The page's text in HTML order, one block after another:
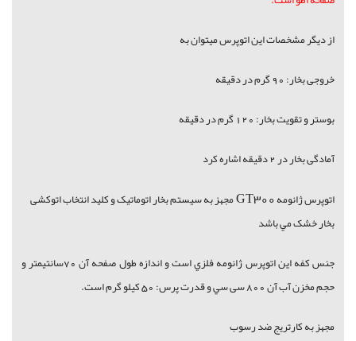
از ديگر مشخصات اين اتوپرس ميتوان به
خروجی بخار: 90 گرم در دقیقه
بوستر و تقویت بخار: 120 گرم در دقیقه
آمادگی بخار در 2 دقیقه اشاره كرد
اتوپرس ژانومهGT300مجهز به سیستم بخار اتوماتیک و کلید انتخاب اتوکشی
بخار خشک مي باشد
جنس کفه اين اتوپرس ژانومه فلزي است و اندازه طول صفحه آن 70سانتیمتر و
حجم مخزن آب آن 800 سی سي و قدرت پرس: 50 کیلو گرم است.
مجهز به کارتریج ضد رسوب